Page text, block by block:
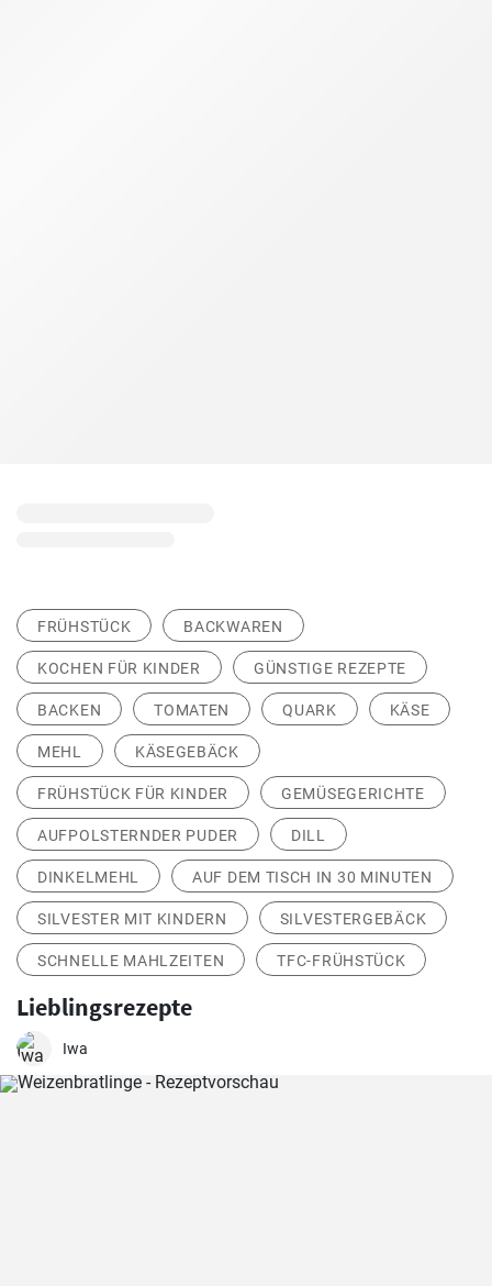
FRÜHSTÜCK BACKWAREN
KOCHEN FÜR KINDER GÜNSTIGE REZEPTE
BACKEN TOMATEN QUARK KÄSE
MEHL KÄSEGEBÄCK
FRÜHSTÜCK FÜR KINDER GEMÜSEGERICHTE
AUFPOLSTERNDER PUDER DILL
DINKELMEHL AUF DEM TISCH IN 30 MINUTEN
SILVESTER MIT KINDERN SILVESTERGEBÄCK
SCHNELLE MAHLZEITEN TFC-FRÜHSTÜCK
Lieblingsrezepte
Iwa